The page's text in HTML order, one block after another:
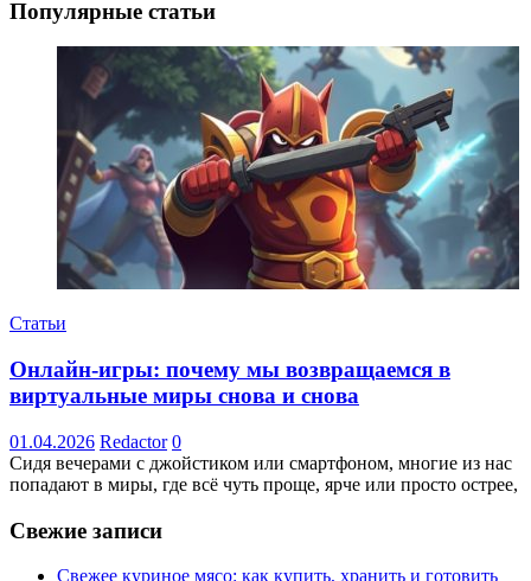
Популярные статьи
Статьи
Онлайн-игры: почему мы возвращаемся в
виртуальные миры снова и снова
01.04.2026 Redactor 0
Сидя вечерами с джойстиком или смартфоном, многие из нас
попадают в миры, где всё чуть проще, ярче или просто острее,
Свежие записи
Свежее куриное мясо: как купить, хранить и готовить